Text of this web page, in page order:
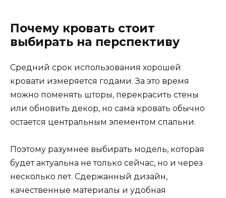
Почему кровать стоит
выбирать на перспективу
Средний срок использования хорошей
кровати измеряется годами. За это время
можно поменять шторы, перекрасить стены
или обновить декор, но сама кровать обычно
остается центральным элементом спальни.
Поэтому разумнее выбирать модель, которая
будет актуальна не только сейчас, но и через
несколько лет. Сдержанный дизайн,
качественные материалы и удобная